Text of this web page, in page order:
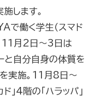
します。
働く学生（スマド
11月2日〜3日は
と自分自身の体質を
実施。11月8日～
」4階の「ハラッパ」